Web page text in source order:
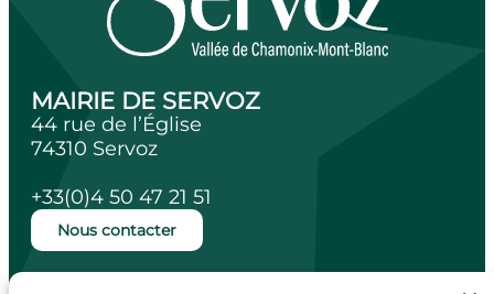
MAIRIE DE SERVOZ
44 rue de l’Église
74310 Servoz
+33(0)4 50 47 21 51
Nous contacter